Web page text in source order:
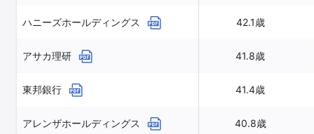
ハニーズホールディングス 42.1歳
アサカ理研 41.8歳
東邦銀行 41.4歳
アレンザホールディングス 40.8歳